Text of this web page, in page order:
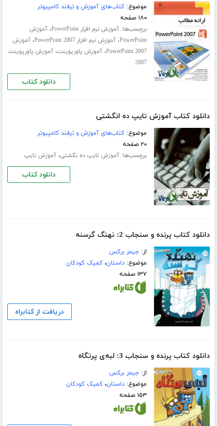
موضوع:کتاب‌های آموزش و ترفند کامپیوتر
۱۸۰ صفحه
برچسب‌ها:آموزش نرم افزار PowerPoint ،آموزش
PowerPoint،آموزش نرم افزار PowerPoint 2007 ،آموزش
PowerPoint 2007،آموزش پاورپوینت،آموزش پاورپوینت
2007
دانلود کتاب
دانلود کتاب آموزش تایپ ده انگشتی
موضوع:کتاب‌های آموزش و ترفند کامپیوتر
۲۰ صفحه
برچسب‌ها:آموزش تایپ ده‌ نگشتی،آموزش تایپ
دانلود کتاب
دانلود کتاب پرنده و سنجاب 2: نهنگ گرسنه
از:جیمز برکس
موضوع:داستان،کمیک کودکان
۱۳۷ صفحه
دریافت از کتابراه
دانلود کتاب پرنده و سنجاب 3: لبه‌ی پرتگاه
از:جیمز برکس
موضوع:داستان،کمیک کودکان
۱۵۳ صفحه